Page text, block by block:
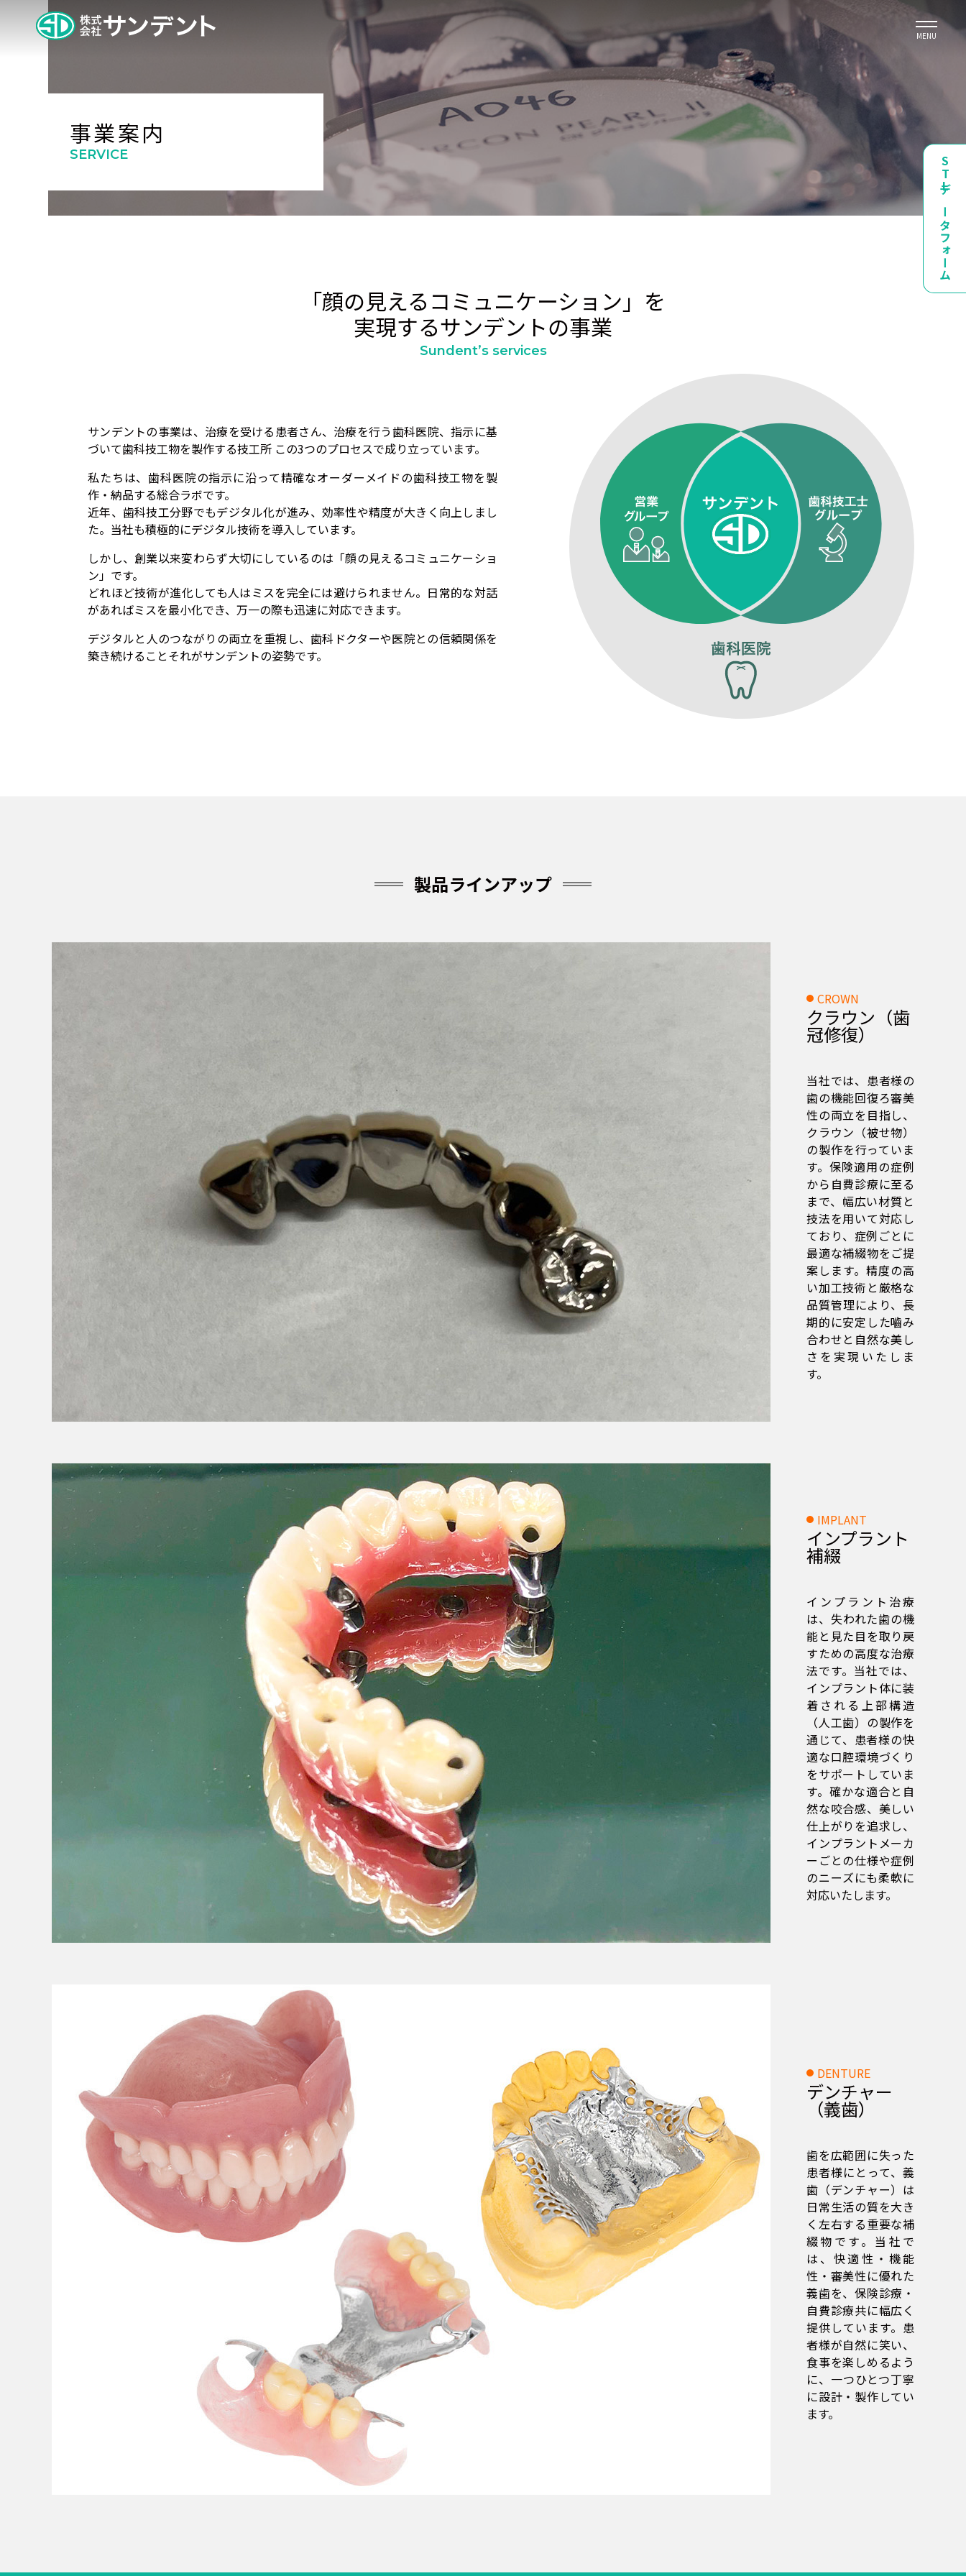
MENU
事業案内
SERVICE
「顔の見えるコミュニケーション」を
実現するサンデントの事業
Sundent’s services
サンデントの事業は、治療を受ける患者さん、治療を行う歯科医院、指示に基
づいて歯科技工物を製作する技工所 この3つのプロセスで成り立っています。
私たちは、歯科医院の指示に沿って精確なオーダーメイドの歯科技工物を製
作・納品する総合ラボです。
近年、歯科技工分野でもデジタル化が進み、効率性や精度が大きく向上しまし
た。当社も積極的にデジタル技術を導入しています。
しかし、創業以来変わらず大切にしているのは「顔の見えるコミュニケーショ
ン」です。
どれほど技術が進化しても人はミスを完全には避けられません。日常的な対話
があればミスを最小化でき、万一の際も迅速に対応できます。
デジタルと人のつながりの両立を重視し、歯科ドクターや医院との信頼関係を
築き続けること――それがサンデントの姿勢です。
製品ラインアップ
CROWN
クラウン（歯
冠修復）
当社では、患者様の
歯の機能回復ろ審美
性の両立を目指し、
クラウン（被せ物）
の製作を行っていま
す。保険適用の症例
から自費診療に至る
まで、幅広い材質と
技法を用いて対応し
ており、症例ごとに
最適な補綴物をご提
案します。精度の高
い加工技術と厳格な
品質管理により、長
期的に安定した嚙み
合わせと自然な美し
さを実現いたしま
す。
IMPLANT
インプラント
補綴
インプラント治療
は、失われた歯の機
能と見た目を取り戻
すための高度な治療
法です。当社では、
インプラント体に装
着される上部構造
（人工歯）の製作を
通じて、患者様の快
適な口腔環境づくり
をサポートしていま
す。確かな適合と自
然な咬合感、美しい
仕上がりを追求し、
インプラントメーカ
ーごとの仕様や症例
のニーズにも柔軟に
対応いたします。
DENTURE
デンチャー
（義歯）
歯を広範囲に失った
患者様にとって、義
歯（デンチャー）は
日常生活の質を大き
く左右する重要な補
綴物です。当社で
は、快適性・機能
性・審美性に優れた
義歯を、保険診療・
自費診療共に幅広く
提供しています。患
者様が自然に笑い、
食事を楽しめるよう
に、一つひとつ丁寧
に設計・製作してい
ます。
STLデータフォーム